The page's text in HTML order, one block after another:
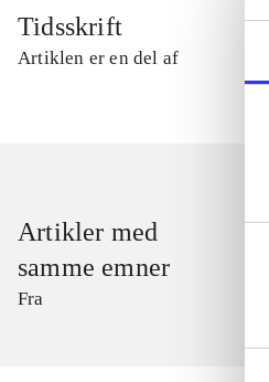
Tidsskrift
Artiklen er en del af
Artikler med
samme emner
Fra